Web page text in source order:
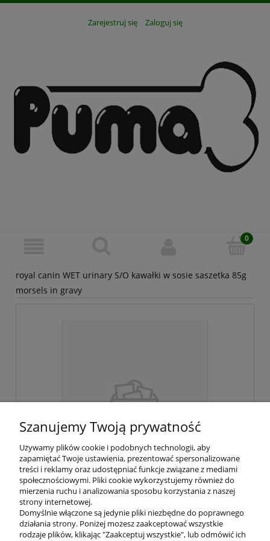
Zarejestruj się Zaloguj się
royal canin WET urinary S/O kawałki w sosie saszetka 85g
morsels in gravy
Dostępność: duża ilość
Szanujemy Twoją prywatność
Używamy plików cookie i podobnych technologii, aby
zapamiętać Twoje ustawienia, prezentować spersonalizowane
treści i reklamy oraz udostępniać funkcje związane z mediami
społecznościowymi. Pliki cookie wykorzystujemy również do
mierzenia ruchu i analizowania sposobu korzystania z naszej
strony internetowej.
Domyślnie włączone są jedynie pliki niezbędne do poprawnego
działania strony. Poniżej możesz zaakceptować wszystkie
rodzaje plików, klikając "Zaakceptuj wszystkie", lub odmówić ich